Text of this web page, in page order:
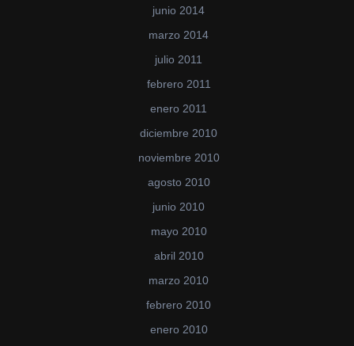
junio 2014
marzo 2014
julio 2011
febrero 2011
enero 2011
diciembre 2010
noviembre 2010
agosto 2010
junio 2010
mayo 2010
abril 2010
marzo 2010
febrero 2010
enero 2010